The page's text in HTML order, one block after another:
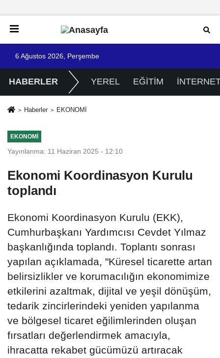
6 Ağustos 2026, Perşembe
HABERLER YEREL EĞİTİM
Haberler EKONOMİ
EKONOMİ
Yayınlanma: 11 Haziran 2025 - 12:10
Ekonomi Koordinasyon Kurulu
toplandı
Ekonomi Koordinasyon Kurulu (EKK),
Cumhurbaşkanı Yardımcısı Cevdet Yılmaz
başkanlığında toplandı. Toplantı sonrası
yapılan açıklamada, "Küresel ticarette artan
belirsizlikler ve korumacılığın ekonomimize
etkilerini azaltmak, dijital ve yeşil dönüşüm,
tedarik zincirlerindeki yeniden yapılanma
ve bölgesel ticaret eğilimlerinden oluşan
fırsatları değerlendirmek amacıyla,
ihracatta rekabet gücümüzü artıracak